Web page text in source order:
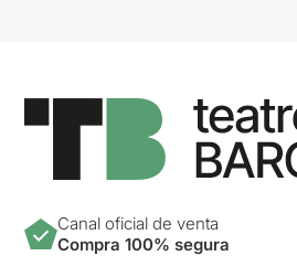
Canal oficial de venta
Compra 100% segura